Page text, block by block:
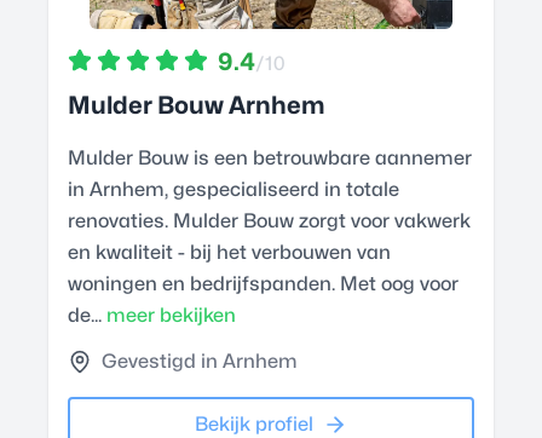
9.4/10
Mulder Bouw Arnhem
Mulder Bouw is een betrouwbare aannemer
in Arnhem, gespecialiseerd in totale
renovaties. Mulder Bouw zorgt voor vakwerk
en kwaliteit - bij het verbouwen van
woningen en bedrijfspanden. Met oog voor
de... meer bekijken
Gevestigd in Arnhem
Bekijk profiel